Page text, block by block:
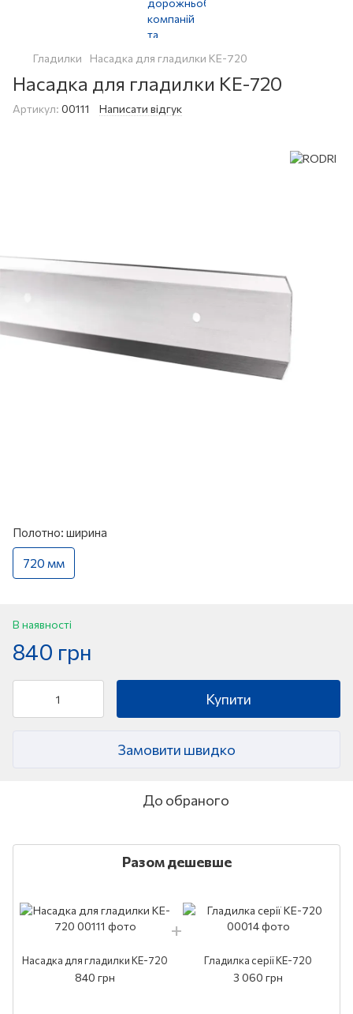
Гладилки Насадка для гладилки KE-720
Насадка для гладилки KE-720
Артикул: 00111 Написати відгук
Полотно: ширина
720 мм
В наявності
840 грн
Купити
Замовити швидко
До обраного
Разом дешевше
Насадка для гладилки KE-720
840 грн
Гладилка серії KE-720
3 060 грн